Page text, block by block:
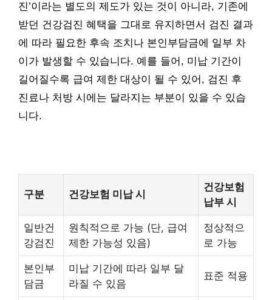
진’이라는 별도의 제도가 있는 것이 아니라, 기존에
받던 건강검진 혜택을 그대로 유지하면서 검진 결과
에 따라 필요한 후속 조치나 본인부담금에 일부 차
이가 발생할 수 있습니다. 예를 들어, 미납 기간이
길어질수록 급여 제한 대상이 될 수 있어, 검진 후
진료나 처방 시에는 달라지는 부분이 있을 수 있습
니다.
구분 건강보험 미납 시
건강보험
납부 시
일반건
강검진
원칙적으로 가능 (단, 급여
제한 가능성 있음)
정상적으
로 가능
본인부
담금
미납 기간에 따라 일부 달
라질 수 있음
표준 적용